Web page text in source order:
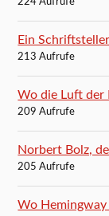
Ein
213 Aufrufe
Wo die Luft der
209 Aufrufe
Norbert Bolz,
205 Aufrufe
Wo Hemingway